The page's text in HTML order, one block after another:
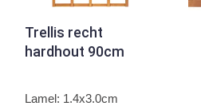
Trellis recht
hardhout 90cm
Lamel: 1.4x3.0cm